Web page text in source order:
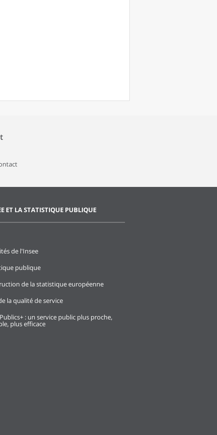
ET LA STATISTIQUE PUBLIQUE
de l'Insee
publique
de la statistique européenne
la qualité de service
: un service public plus proche,
plus efficace